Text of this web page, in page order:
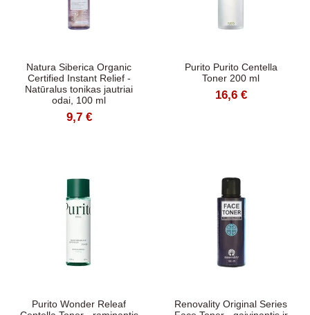
Natura Siberica Organic
Certified Instant Relief -
Natūralus tonikas jautriai
odai, 100 ml
9,7 €
Purito Purito Centella
Toner 200 ml
16,6 €
Purito Wonder Releaf
Renovality Original Series